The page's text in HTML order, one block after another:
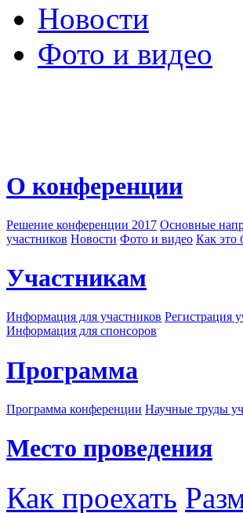
Новости
Фото и видео
О конференции
Решение конференции 2017 Основные
участников Новости Фото и видео Как это
Участникам
Информация для участников Регистрация
Информация для спонсоров
Программа
Программа конференции Научные труды
Место проведения
Как проехать